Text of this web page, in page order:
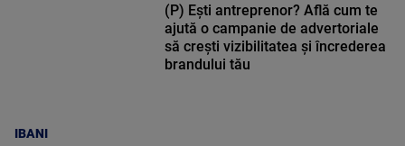
IBANI
(P) Ești antreprenor? Află cum te
ajută o campanie de advertoriale
să crești vizibilitatea și încrederea
brandului tău